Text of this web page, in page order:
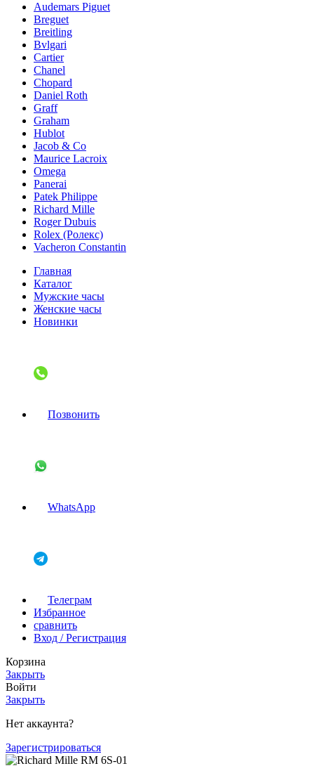
Audemars Piguet
Breguet
Breitling
Bvlgari
Cartier
Chanel
Chopard
Daniel Roth
Graff
Graham
Hublot
Jacob & Co
Maurice Lacroix
Omega
Panerai
Patek Philippe
Richard Mille
Roger Dubuis
Rolex (Ролекс)
Vacheron Constantin
Главная
Каталог
Мужские часы
Женские часы
Новинки
Позвонить
WhatsApp
Телеграм
Избранное
сравнить
Вход / Регистрация
Корзина
Закрыть
Войти
Закрыть
Нет аккаунта?
Зарегистрироваться